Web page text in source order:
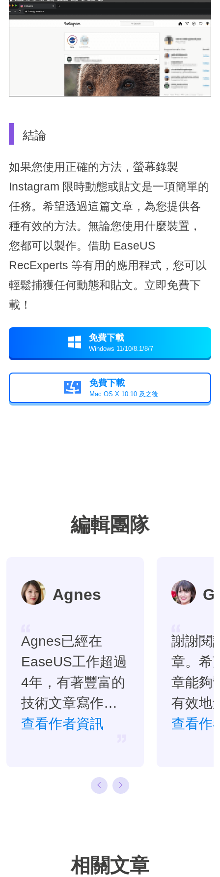
結論
如果您使用正確的方法，螢幕錄製
Instagram 限時動態或貼文是一項簡單的
任務。希望透過這篇文章，為您提供各
種有效的方法。無論您使用什麼裝置，
您都可以製作。借助 EaseUS
RecExperts 等有用的應用程式，您可以
輕鬆捕獲任何動態和貼文。立即免費下
載！
 免費下載
Windows 11/10/8.1/8/7
 免費下載
Mac OS X 10.10 及之後
編輯團隊
Agnes
Agnes已經在
EaseUS工作超過
4年，有著豐富的
技術文章寫作經
驗。目前，寫過
理或備份還原相
查看作者資訊
謝謝閱
章。希
章能夠
有效地
題。…
查看作
相關文章